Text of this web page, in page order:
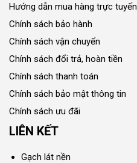
Hướng dẫn mua hàng trực tuyến
Chính sách bảo hành
Chính sách vận chuyển
Chính sách đổi trả, hoàn tiền
Chính sách thanh toán
Chính sách bảo mật thông tin
Chính sách ưu đãi
LIÊN KẾT
Gạch lát nền